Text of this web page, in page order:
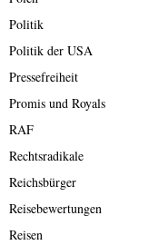
Politik
Politik der USA
Pressefreiheit
Promis und Royals
RAF
Rechtsradikale
Reichsbürger
Reisebewertungen
Reisen